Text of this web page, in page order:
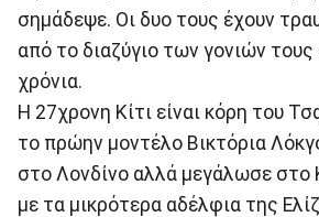
σημάδεψε. Οι δυο τους έχουν
από το διαζύγιο των γονιών τους
χρόνια.
Η 27χρονη Κίτι είναι κόρη του
το πρώην μοντέλο Βικτόρια
στο Λονδίνο αλλά μεγάλωσε στο
με τα μικρότερα αδέλφια της